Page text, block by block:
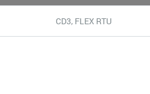
CD3, FLEX RTU